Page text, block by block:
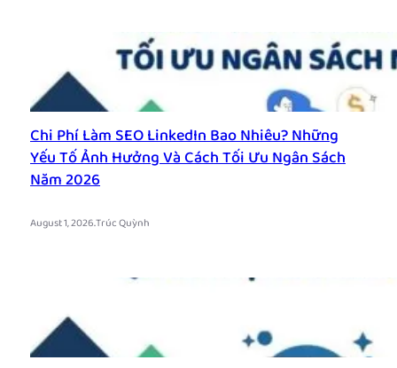
Chi Phí Làm SEO LinkedIn Bao Nhiêu? Những
Yếu Tố Ảnh Hưởng Và Cách Tối Ưu Ngân Sách
Năm 2026
August 1, 2026.Trúc Quỳnh